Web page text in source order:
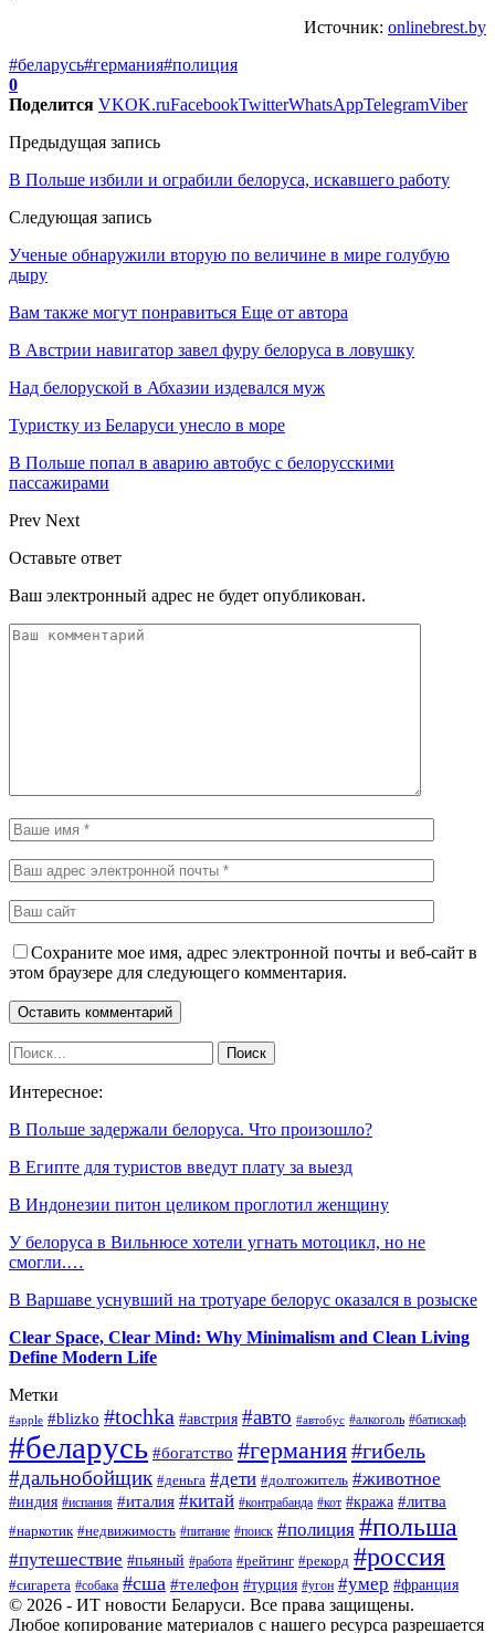
Источник: onlinebrest.by
#беларусь#германия#полиция
0
Поделится VKOK.ruFacebookTwitterWhatsAppTelegramViber
Предыдущая запись
В Польше избили и ограбили белоруса, искавшего работу
Следующая запись
Ученые обнаружили вторую по величине в мире голубую
дыру
Вам также могут понравиться Еще от автора
В Австрии навигатор завел фуру белоруса в ловушку
Над белоруской в Абхазии издевался муж
Туристку из Беларуси унесло в море
В Польше попал в аварию автобус с белорусскими
пассажирами
Prev Next
Оставьте ответ
Ваш электронный адрес не будет опубликован.
Сохраните мое имя, адрес электронной почты и веб-сайт в
этом браузере для следующего комментария.
Интересное:
В Польше задержали белоруса. Что произошло?
В Египте для туристов введут плату за выезд
В Индонезии питон целиком проглотил женщину
У белоруса в Вильнюсе хотели угнать мотоцикл, но не
смогли.…
В Варшаве уснувший на тротуаре белорус оказался в розыске
Clear Space, Clear Mind: Why Minimalism and Clean Living
Define Modern Life
Метки
#apple #blizko #tochka #австрия #авто #автобус #алкоголь #батискаф
#беларусь #богатство #германия#гибель
#дальнобойщик #деньга #дети #долгожитель #животное
#индия #испания #италия #китай #контрабанда #кот #кража #литва
#наркотик #недвижимость #питание #поиск #полиция #польша
#путешествие #пьяный #работа #рейтинг #рекорд #россия
#сигарета #собака #сша #телефон #турция #угон #умер #франция
© 2026 - ИТ новости Беларуси. Все права защищены.
Любое копирование материалов с нашего ресурса разрешается